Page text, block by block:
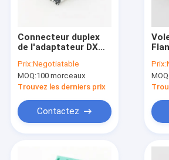
Connecteur duplex
de l'adaptateur DX
volet automatique
bleu avec la bride
Prix:Negotiatable
MOQ:100 morceaux
Trouvez les derniers prix
Contactez
Prix: